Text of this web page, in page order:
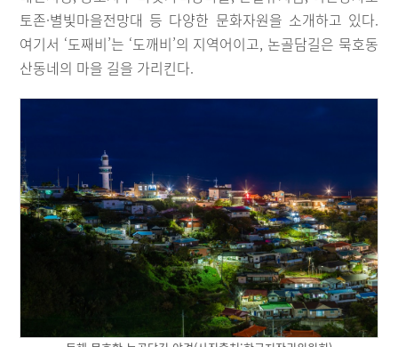
토존·별빛마을전망대 등 다양한 문화자원을 소개하고 있다.
여기서 ‘도째비’는 ‘도깨비’의 지역어이고, 논골담길은 묵호동
산동네의 마을 길을 가리킨다.